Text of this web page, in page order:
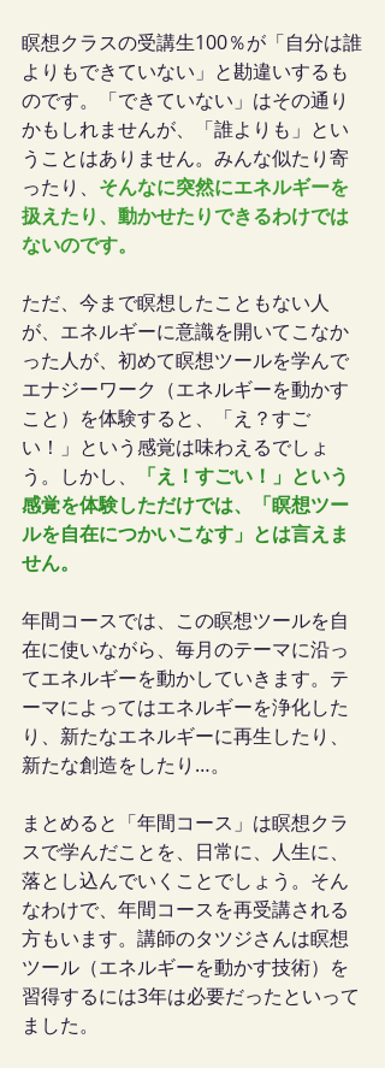
瞑想クラスの受講生100％が「自分は誰
よりもできていない」と勘違いするも
のです。「できていない」はその通り
かもしれませんが、「誰よりも」とい
うことはありません。みんな似たり寄
ったり、 そんなに突然にエネルギーを
扱えたり、動かせたりできるわけでは
ないのです。
ただ、今まで瞑想したこともない人
が、エネルギーに意識を開いてこなか
った人が、初めて瞑想ツールを学んで
エナジーワーク（エネルギーを動かす
こと）を体験すると、「え？すご
い！」という感覚は味わえるでしょ
う。しかし、
「え！すごい！」という
感覚を体験しただけでは、「瞑想ツー
ルを自在につかいこなす」とは言えま
せん。
年間コースでは、この瞑想ツールを自
在に使いながら、毎月のテーマに沿っ
てエネルギーを動かしていきます。テ
ーマによってはエネルギーを浄化した
り、新たなエネルギーに再生したり、
新たな創造をしたり…。
まとめると「年間コース」は瞑想クラ
スで学んだことを、日常に、人生に、
落とし込んでいくことでしょう。そん
なわけで、年間コースを再受講される
方もいます。講師のタツジさんは瞑想
ツール（エネルギーを動かす技術）を
習得するには3年は必要だったといって
ました。